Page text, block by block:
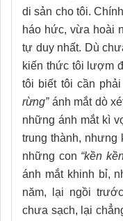
di sản cho tôi.
háo hức, vừa hoài
tự duy nhất. Dù
kiến thức tôi lượm
tôi biết tôi cần
rừng”ánh mắt dò
những ánh mắt kì
trung thành, nhưng
những con “kền
ánh mắt khinh bỉ,
năm, lại ngồi
chưa sạch, lại